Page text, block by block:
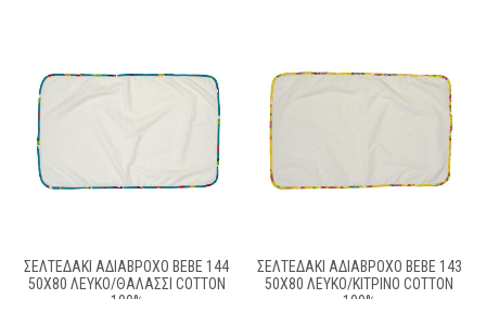
ΣΕΛΤΕΔΆΚΙ ΑΔΙΆΒΡΟΧΟ BEBE 144
50X80 ΛΕΥΚΌ/ΘΑΛΑΣΣΊ COTTON
100%
ΣΕΛΤΕΔΆΚΙ ΑΔΙΆΒΡΟΧΟ BEBE 143
50X80 ΛΕΥΚΌ/ΚΊΤΡΙΝΟ COTTON
100%